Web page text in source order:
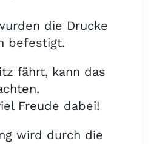
die Drucke
befestigt.
fährt, kann das
Freude dabei!
wird durch die